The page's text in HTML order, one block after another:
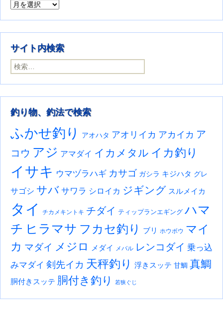
以前の釣果年月別
サイト内検索
検索:
釣り物、釣法で検索
ふかせ釣り アオハタ アオリイカ アカイカ ア
コウ アジ アマダイ イカメタル イカ釣り
イサキ ウマヅラハギ カサゴ ガシラ キジハタ グレ
サゴシ サバ サワラ シロイカ ジギング スルメイカ
タイ チカメキントキ チダイ ティップランエギング ハマ
チ ヒラマサ フカセ釣り ブリ ホウボウ マイ
カ マダイ メジロ メダイ メバル レンコダイ 乗っ込
みマダイ 剣先イカ 天秤釣り 浮きスッテ 甘鯛 真鯛
胴付きスッテ 胴付き釣り 若狭ぐじ